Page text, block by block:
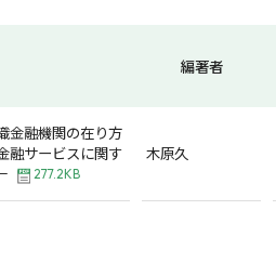
編著者
金融機関の在り方
融サービスに関す
277.2KB
木原久